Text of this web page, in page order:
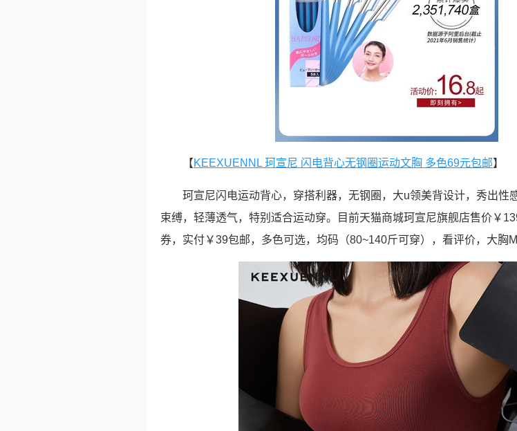
【KEEXUENNL 珂宣尼 闪电背心无钢圈运动文胸 多色69元包邮】
珂宣尼闪电运动背心，穿搭利器，无钢圈，大u领美背设计，秀出性
束缚，轻薄透气，特别适合运动穿。目前天猫商城珂宣尼旗舰店售价￥
券，实付￥39包邮，多色可选，均码（80~140斤可穿），看评价，大胸